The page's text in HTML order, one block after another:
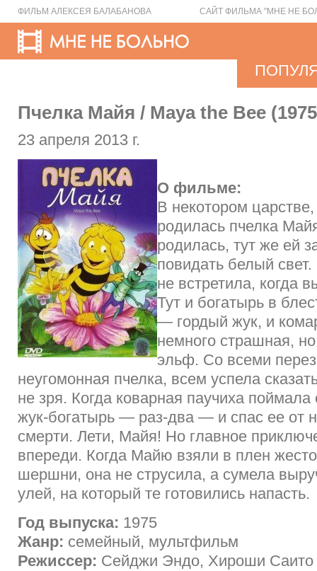
ФИЛЬМ АЛЕКСЕЯ БАЛАБАНОВА САЙТ ФИЛЬМА "МНЕ НЕ
Пчелка Майя / Maya the Bee
23 апреля 2013 г.
О фильме:
В некотором
родилась пчелка
родилась, тут же ей
повидать белый свет.
не встретила, когда
Тут и богатырь в
— гордый жук, и
немного страшная,
эльф. Со всеми
неугомонная пчелка, всем успела
не зря. Когда коварная паучиха поймала
жук-богатырь — раз-два — и спас ее от
смерти. Лети, Майя! Но главное
впереди. Когда Майю взяли в плен
шершни, она не струсила, а сумела
улей, на который те готовились напасть.
Год выпуска: 1975
Жанр: семейный, мультфильм
Режиссер: Сейджи Эндо, Хироши Саито